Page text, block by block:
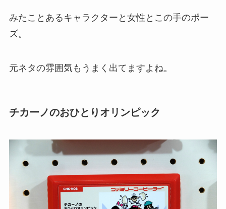
みたことあるキャラクターと女性とこの手のポー
ズ。
元ネタの雰囲気もうまく出てますよね。
チカーノのおひとりオリンピック